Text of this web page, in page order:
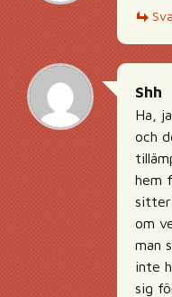
Shh
Ha,
och
hem
sitter
om
man
inte
sig